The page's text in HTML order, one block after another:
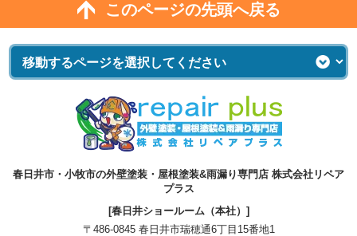
このページの先頭へ戻る
春日井市・小牧市の外壁塗装・屋根塗装&雨漏り専門店 株式会社リペア
プラス
[春日井ショールーム（本社）]
〒486-0845 春日井市瑞穂通6丁目15番地1